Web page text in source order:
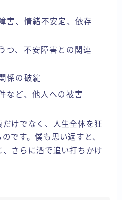
害、情緒不安定、依存
つ、不安障害との関連
係の破綻
など、他人への被害
けでなく、人生全体を狂
です。僕も思い返すと、
、さらに酒で追い打ちかけ